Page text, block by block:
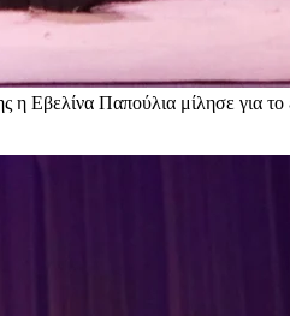
η Εβελίνα Παπούλια μίλησε για το